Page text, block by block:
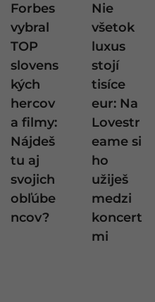
Forbes
vybral
TOP
slovens
kých
hercov
a filmy:
Nájdeš
tu aj
svojich
obľúbe
ncov?
Nie
všetok
luxus
stojí
tisíce
eur: Na
Lovestr
eame si
ho
užiješ
medzi
koncert
mi